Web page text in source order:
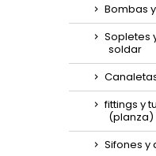
Bombas
Sopletes
soldar
fittings y
(planza)
Sifones y